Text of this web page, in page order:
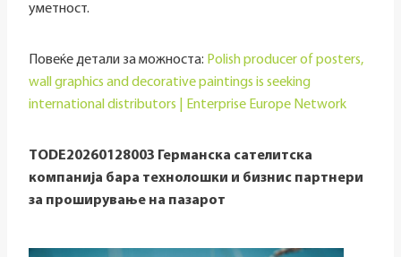
уметност.
Повеќе детали за можноста: Polish producer of posters,
wall graphics and decorative paintings is seeking
international distributors | Enterprise Europe Network
TODE20260128003 Германска сателитска
компанија бара технолошки и бизнис партнери
за проширување на пазарот